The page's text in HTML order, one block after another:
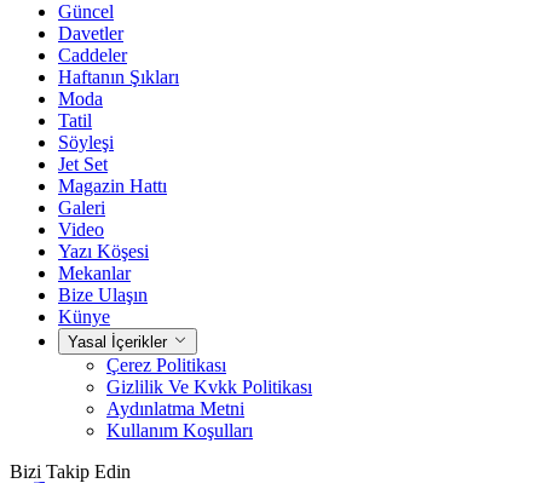
Güncel
Davetler
Caddeler
Haftanın Şıkları
Moda
Tatil
Söyleşi
Jet Set
Magazin Hattı
Galeri
Video
Yazı Köşesi
Mekanlar
Bize Ulaşın
Künye
Yasal İçerikler
Çerez Politikası
Gizlilik Ve Kvkk Politikası
Aydınlatma Metni
Kullanım Koşulları
Bizi Takip Edin